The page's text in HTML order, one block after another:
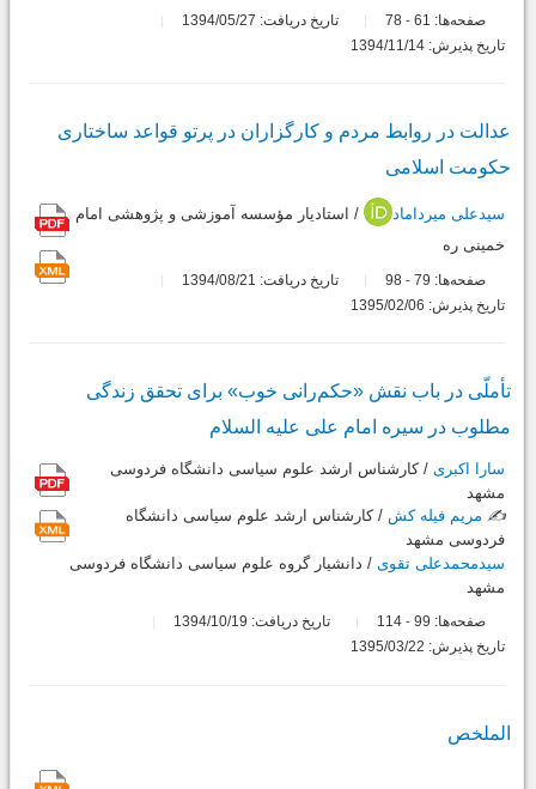
صفحه‌ها: 61
-
تاریخ دریافت: 1394/05/27
تاریخ پذیرش: 1394/11/14
عدالت در روابط مردم و کارگزاران در پرتو قواعد ساختاری
حکومت اسلامی
سیدعلی میرداماد
/ استادیار مؤسسه آموزشی و پژوهشی امام
خمینی ره
صفحه‌ها: 79
-
تاریخ دریافت: 1394/08/21
تاریخ پذیرش: 1395/02/06
تأملّی در باب نقش «حکم‌رانی خوب» برای تحقق زندگی
مطلوب در سیره امام علی علیه السلام
سارا اکبری / کارشناس ارشد علوم سیاسی دانشگاه فردوسی
مشهد
✍️ مریم فیله کش / کارشناس ارشد علوم سیاسی دانشگاه
فردوسی مشهد
سیدمحمدعلی تقوی / دانشیار گروه علوم سیاسی دانشگاه فردوسی
مشهد
صفحه‌ها: 99
-
تاریخ دریافت: 1394/10/19
تاریخ پذیرش: 1395/03/22
الملخص